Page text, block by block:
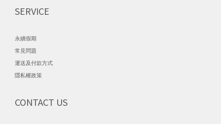
SERVICE
永續假期
常見問題
運送及付款方式
隱私權政策
CONTACT US